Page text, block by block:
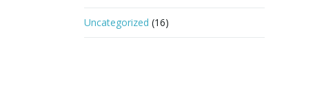
Uncategorized (16)